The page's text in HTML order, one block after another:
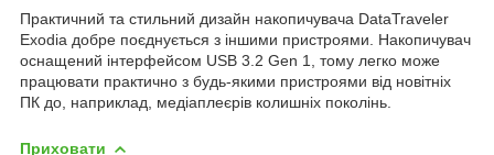
Практичний та стильний дизайн накопичувача DataTraveler
Exodia добре поєднується з іншими пристроями. Накопичувач
оснащений інтерфейсом USB 3.2 Gen 1, тому легко може
працювати практично з будь-якими пристроями від новітніх
ПК до, наприклад, медіаплеєрів колишніх поколінь.
Приховати